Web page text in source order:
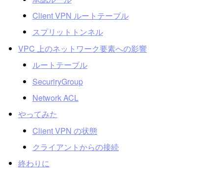
Client VPN ルートテーブル
スプリットトンネル
VPC 上のネットワーク要素への影響
ルートテーブル
SecuriryGroup
Network ACL
やってみた
Client VPN の状態
クライアントからの接続
終わりに